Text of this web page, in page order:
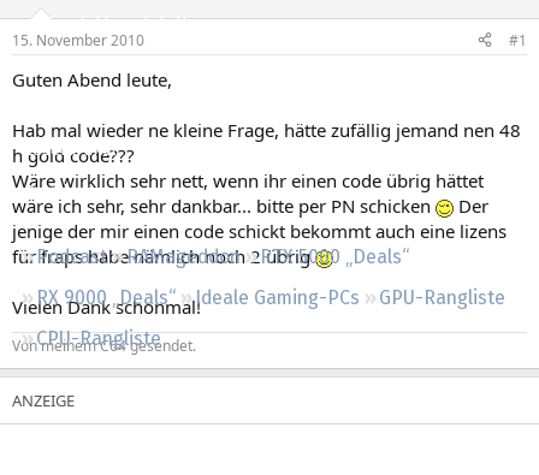
Empfohlene Inhalte
Leserartikel
Regeln
Podcast RAMageddon
RTX 5000 „Deals“
RX 9000 „Deals“
Ideale Gaming-PCs
GPU-Rangliste
CPU-Rangliste
e
r
t
a
15. November 2010 #1
Guten Abend leute,
Hab mal wieder ne kleine Frage, hätte zufällig jemand nen 48
h gold code???
Wäre wirklich sehr nett, wenn ihr einen code übrig hättet
wäre ich sehr, sehr dankbar... bitte per PN schicken
Der
jenige der mir einen code schickt bekommt auch eine lizens
für fraps habe nämlich noch 2 übrig
Vielen Dank schonmal!
Von meinem C64 gesendet.